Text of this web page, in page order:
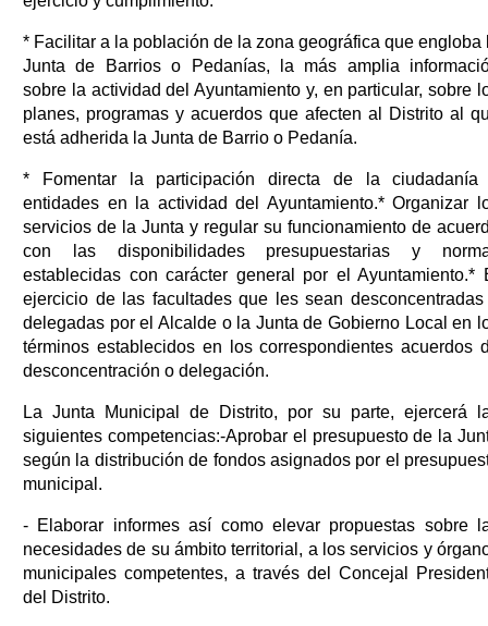
* Facilitar a la población de la zona geográfica que engloba
Junta de Barrios o Pedanías, la más amplia
sobre la actividad del Ayuntamiento y, en particular, sobre
planes, programas y acuerdos que afecten al Distrito al
está adherida la Junta de Barrio o Pedanía.
* Fomentar la participación directa de la ciudadanía
entidades en la actividad del Ayuntamiento.* Organizar
servicios de la Junta y regular su funcionamiento de
con las disponibilidades presupuestarias y
establecidas con carácter general por el Ayuntamiento.*
ejercicio de las facultades que les sean desconcentradas
delegadas por el Alcalde o la Junta de Gobierno Local en
términos establecidos en los correspondientes acuerdos
desconcentración o delegación.
La Junta Municipal de Distrito, por su parte, ejercerá
siguientes competencias:-Aprobar el presupuesto de la
según la distribución de fondos asignados por el
municipal.
- Elaborar informes así como elevar propuestas sobre
necesidades de su ámbito territorial, a los servicios y
municipales competentes, a través del Concejal
del Distrito.